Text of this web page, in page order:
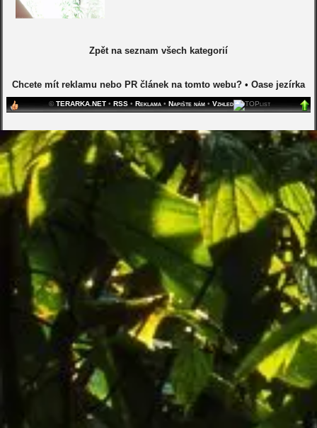
Zpět na seznam všech kategorií
Chcete mít reklamu nebo PR článek na tomto webu?• Oase jezírka
©TERARKA.NET• RSS• Reklama• Napište nám• Vzhled